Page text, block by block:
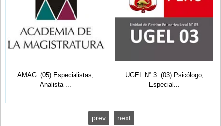
AMAG: (05) Especialistas,
Analista ...
UGEL N° 3: (03) Psicólogo,
Especial...
prev next